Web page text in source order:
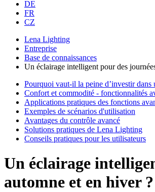
DE
FR
CZ
Lena Lighting
Entreprise
Base de connaissances
Un éclairage intelligent pour des
Pourquoi vaut-il la peine d’investir dans
Confort et commodité - fonctionnalités
Applications pratiques des fonctions
Exemples de scénarios d'utilisation
Avantages du contrôle avancé
Solutions pratiques de Lena Lighting
Conseils pratiques pour les utilisateurs
Un éclairage
automne et en hiver ?